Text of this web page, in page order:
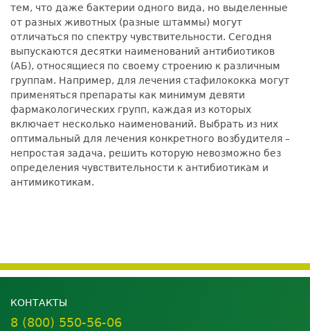
тем, что даже бактерии одного вида, но выделенные
от разных животных (разные штаммы) могут
отличаться по спектру чувствительности. Сегодня
выпускаются десятки наименований антибиотиков
(АБ), относящиеся по своему строению к различным
группам. Например, для лечения стафилококка могут
применяться препараты как минимум девяти
фармакологических групп, каждая из которых
включает несколько наименований. Выбрать из них
оптимальный для лечения конкретного возбудителя –
непростая задача, решить которую невозможно без
определения чувствительности к антибиотикам и
антимикотикам.
КОНТАКТЫ
8 (800) 550-56-06